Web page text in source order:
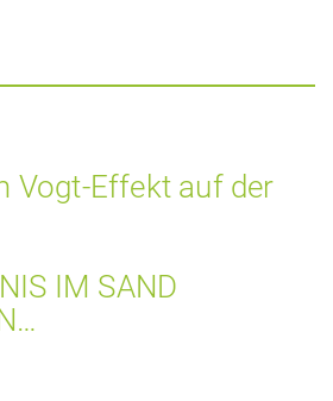
Vogt-Effekt auf der
IM SAND